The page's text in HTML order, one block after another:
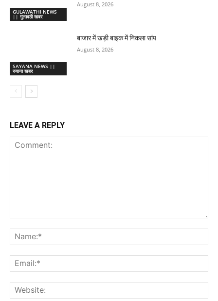
GULAWATHI NEWS
|| गुलावठी खबर
August 8, 2026
SAYANA NEWS ||
स्याना खबर
बाजार में खड़ी बाइक में निकला सांप
August 8, 2026
LEAVE A REPLY